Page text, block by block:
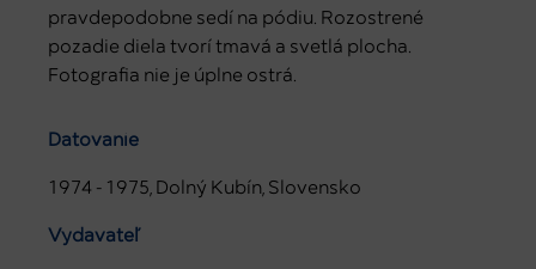
pravdepodobne sedí na pódiu. Rozostrené
pozadie diela tvorí tmavá a svetlá plocha.
Fotografia nie je úplne ostrá.
Datovanie
1974 - 1975, Dolný Kubín, Slovensko
Vydavateľ